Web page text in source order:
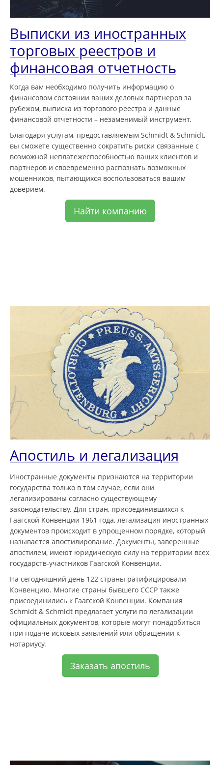
Выписки из иностранных
торговых реестров и
финансовая отчетность
Когда вам необходимо получить информацию о
финансовом состоянии ваших деловых партнеров за
рубежом, выписка из торгового реестра и данные
финансовой отчетности – незаменимый инструмент.
Благодаря услугам, предоставляемым Schmidt & Schmidt,
вы сможете существенно сократить риски связанные с
возможной неплатежеспособностью ваших клиентов и
партнеров и своевременно распознать возможных
мошенников, пытающихся воспользоваться вашим
доверием.
Найти компанию
Апостиль и легализация
Иностранные документы признаются на территории
государства только в том случае, если они
легализированы согласно существующему
законодательству. Для стран, присоединившихся к
Гаагской Конвенции 1961 года, легализация иностранных
документов происходит в упрощенном порядке, который
называется апостилирование. Документы, заверенные
апостилем, имеют юридическую силу на территории всех
государств-участников Гаагской Конвенции.
На сегодняшний день 122 страны ратифицировали
Конвенцию. Многие страны бывшего СССР также
присоединились к Гаагской Конвенции. Компания
Schmidt & Schmidt предлагает услуги по легализации
официальных документов, которые могут понадобиться
при подаче исковых заявлений или обращении к
нотариусу.
Заказать апостиль